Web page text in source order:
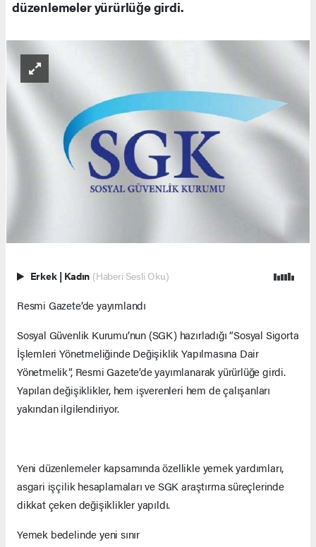
düzenlemeler yürürlüğe girdi.
Erkek | Kadın (Haberi Sesli Oku)
Resmi Gazete’de yayımlandı
Sosyal Güvenlik Kurumu’nun (SGK) hazırladığı “Sosyal Sigorta
İşlemleri Yönetmeliğinde Değişiklik Yapılmasına Dair
Yönetmelik”, Resmi Gazete’de yayımlanarak yürürlüğe girdi.
Yapılan değişiklikler, hem işverenleri hem de çalışanları
yakından ilgilendiriyor.
Yeni düzenlemeler kapsamında özellikle yemek yardımları,
asgari işçilik hesaplamaları ve SGK araştırma süreçlerinde
dikkat çeken değişiklikler yapıldı.
Yemek bedelinde yeni sınır